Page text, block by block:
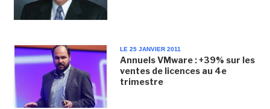
LE 25 JANVIER 2011
Annuels VMware : +39% sur les
ventes de licences au 4e
trimestre